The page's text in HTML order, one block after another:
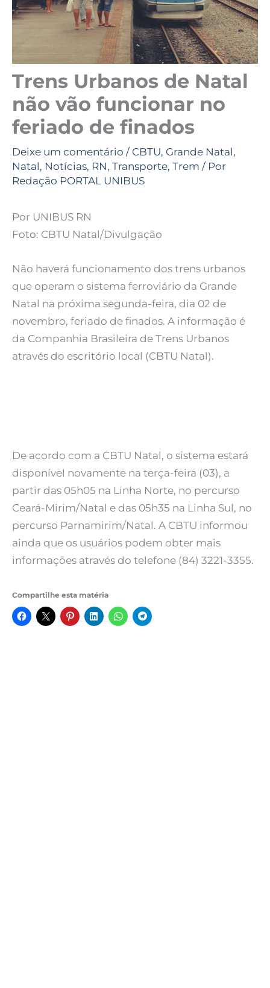
Trens Urbanos de Natal
não vão funcionar no
feriado de finados
Deixe um comentário / CBTU, Grande Natal,
Natal, Notícias, RN, Transporte, Trem / Por
Redação PORTAL UNIBUS
Por UNIBUS RN
Foto: CBTU Natal/Divulgação
Não haverá funcionamento dos trens urbanos
que operam o sistema ferroviário da Grande
Natal na próxima segunda-feira, dia 02 de
novembro, feriado de finados. A informação é
da Companhia Brasileira de Trens Urbanos
através do escritório local (CBTU Natal).
De acordo com a CBTU Natal, o sistema estará
disponível novamente na terça-feira (03), a
partir das 05h05 na Linha Norte, no percurso
Ceará-Mirim/Natal e das 05h35 na Linha Sul, no
percurso Parnamirim/Natal. A CBTU informou
ainda que os usuários podem obter mais
informações através do telefone (84) 3221-3355.
Compartilhe esta matéria